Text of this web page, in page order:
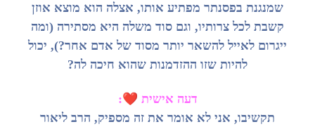
שמנגנת בפסנתר מפתיע אותו, אצלה הוא מוצא אוזן
קשבת לכל צרותיו, וגם סוד משלה היא מסתירה (ומה
ייגרום לאייל להשאר יותר מסוד של אדם אחר?), יכול
להיות שזו ההזדמנות שהוא חיכה לה?
דעה אישית ❤️
:
תקשיבו, אני לא אומר את זה מספיק, הרב ליאור